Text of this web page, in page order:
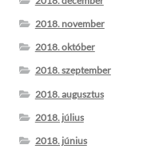
2018. november
2018. október
2018. szeptember
2018. augusztus
2018. július
2018. június